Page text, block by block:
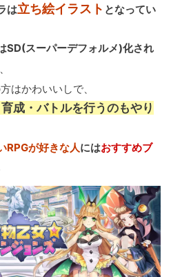
は立ち絵イラスト となってい
SD(スーパーデフォルメ)化され
はかわいいしで、
成・バトルを行うのもやり
RPGが好きな人にはおすすめブ